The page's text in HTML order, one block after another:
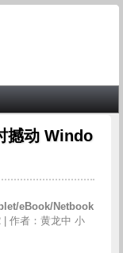
撼动 Windo
eBook/Netbook
| 作者：黄龙中 小